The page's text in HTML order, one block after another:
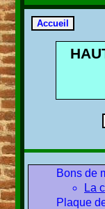
Bons de
La
Plaque